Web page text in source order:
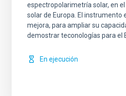
espectropolarimetría solar, en
solar de Europa. El instrumento
mejora, para ampliar su
demostrar teconologías para el
En ejecución